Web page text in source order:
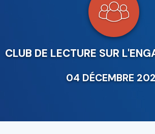
CLUB DE LECTURE SUR
04 DÉCEMBRE